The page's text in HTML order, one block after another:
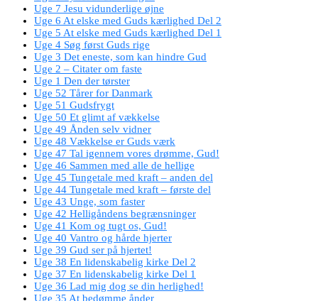
Uge 7 Jesu vidunderlige øjne
Uge 6 At elske med Guds kærlighed Del 2
Uge 5 At elske med Guds kærlighed Del 1
Uge 4 Søg først Guds rige
Uge 3 Det eneste, som kan hindre Gud
Uge 2 – Citater om faste
Uge 1 Den der tørster
Uge 52 Tårer for Danmark
Uge 51 Gudsfrygt
Uge 50 Et glimt af vækkelse
Uge 49 Ånden selv vidner
Uge 48 Vækkelse er Guds værk
Uge 47 Tal igennem vores drømme, Gud!
Uge 46 Sammen med alle de hellige
Uge 45 Tungetale med kraft – anden del
Uge 44 Tungetale med kraft – første del
Uge 43 Unge, som faster
Uge 42 Helligåndens begrænsninger
Uge 41 Kom og tugt os, Gud!
Uge 40 Vantro og hårde hjerter
Uge 39 Gud ser på hjertet!
Uge 38 En lidenskabelig kirke Del 2
Uge 37 En lidenskabelig kirke Del 1
Uge 36 Lad mig dog se din herlighed!
Uge 35 At bedømme ånder